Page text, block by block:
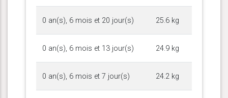
0 an(s), 6 mois et 20 jour(s) 25.6 kg
0 an(s), 6 mois et 13 jour(s) 24.9 kg
0 an(s), 6 mois et 7 jour(s) 24.2 kg